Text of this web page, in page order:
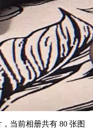
当前相册共有 80 张图